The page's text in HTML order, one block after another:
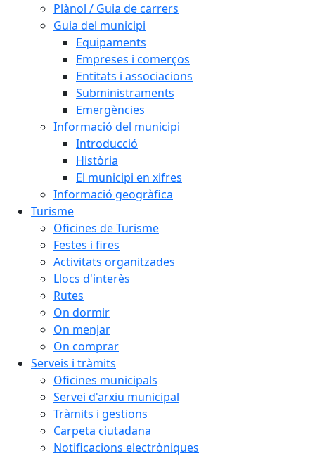
Plànol / Guia de carrers
Guia del municipi
Equipaments
Empreses i comerços
Entitats i associacions
Subministraments
Emergències
Informació del municipi
Introducció
Història
El municipi en xifres
Informació geogràfica
Turisme
Oficines de Turisme
Festes i fires
Activitats organitzades
Llocs d'interès
Rutes
On dormir
On menjar
On comprar
Serveis i tràmits
Oficines municipals
Servei d'arxiu municipal
Tràmits i gestions
Carpeta ciutadana
Notificacions electròniques